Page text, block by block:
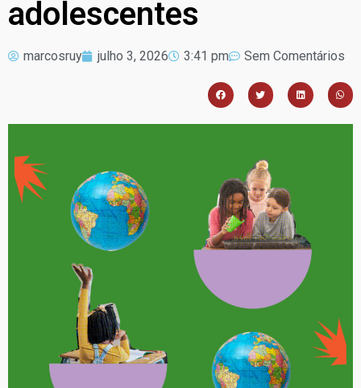
adolescentes
marcosruy julho 3, 2026 3:41 pm Sem Comentários